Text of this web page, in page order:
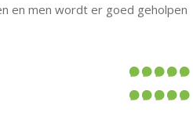
en men wordt er goed geholpen